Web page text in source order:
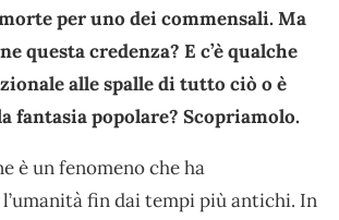
per uno dei commensali. Ma
questa credenza? E c’è qualche
alle spalle di tutto ciò o è
fantasia popolare? Scopriamolo.
è un fenomeno che ha
fin dai tempi più antichi. In